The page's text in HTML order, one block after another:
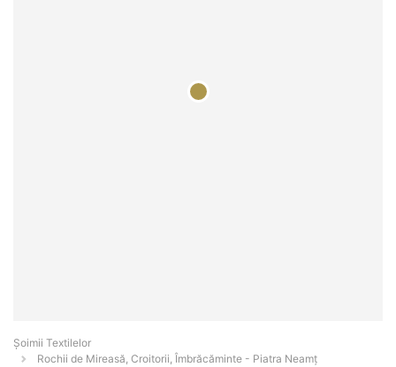
Șoimii Textilelor
Rochii de Mireasă, Croitorii, Îmbrăcăminte - Piatra Neamţ